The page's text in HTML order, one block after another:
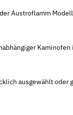
Austroflamm
ausgewählt oder